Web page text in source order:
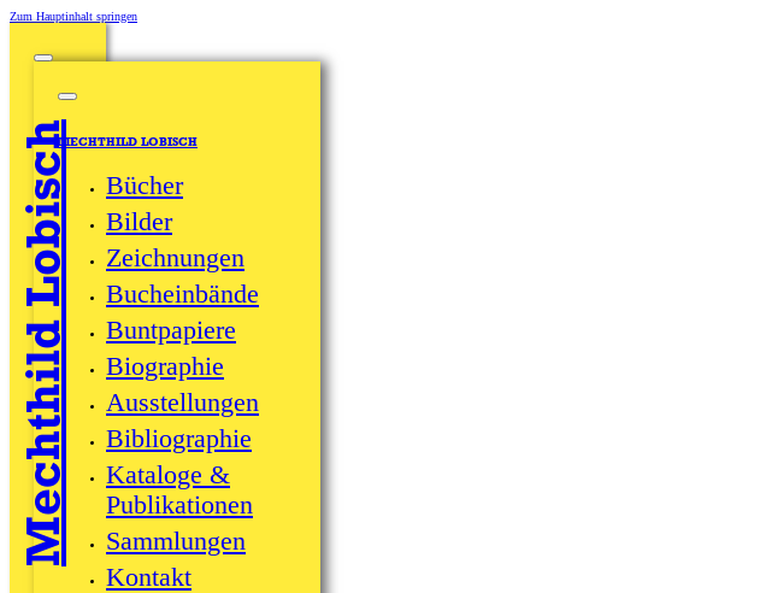
Zum Hauptinhalt springen
Mechthild LobischMECHTHILD LOBISCH
Bücher
Bilder
Zeichnungen
Bucheinbände
Buntpapiere
Biographie
Ausstellungen
Bibliographie
Kataloge &
Publikationen
Sammlungen
Kontakt